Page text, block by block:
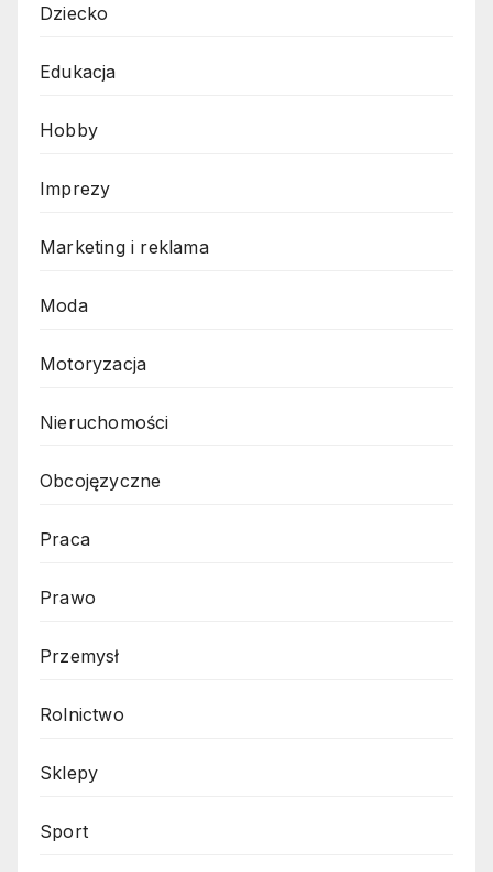
Dziecko
Edukacja
Hobby
Imprezy
Marketing i reklama
Moda
Motoryzacja
Nieruchomości
Obcojęzyczne
Praca
Prawo
Przemysł
Rolnictwo
Sklepy
Sport